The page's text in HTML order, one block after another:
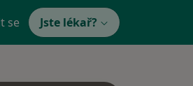
se Jste lékař?